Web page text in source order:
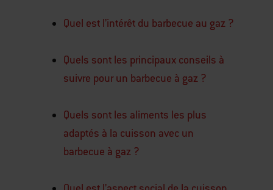
Quel est l’intérêt du barbecue au gaz ?
Quels sont les principaux conseils à
suivre pour un barbecue à gaz ?
Quels sont les aliments les plus
adaptés à la cuisson avec un
barbecue à gaz ?